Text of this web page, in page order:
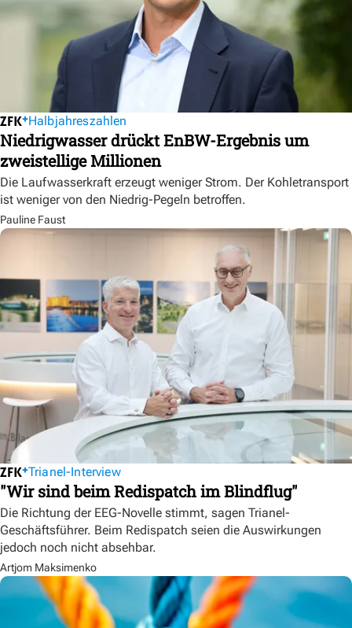
Halbjahreszahlen
Niedrigwasser drückt EnBW-Ergebnis um
zweistellige Millionen
Die Laufwasserkraft erzeugt weniger Strom. Der Kohletransport
ist weniger von den Niedrig-Pegeln betroffen.
Pauline Faust
Trianel-Interview
"Wir sind beim Redispatch im Blindflug"
Die Richtung der EEG-Novelle stimmt, sagen Trianel-
Geschäftsführer. Beim Redispatch seien die Auswirkungen
jedoch noch nicht absehbar.
Artjom Maksimenko